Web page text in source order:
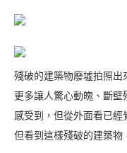
殘破的建築物廢墟拍照出
更多讓人驚心動魄、斷
感受到，但從外面看已經
但看到這樣殘破的建築物